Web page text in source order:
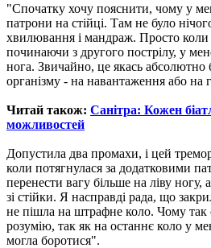
"Спочатку хочу пояснити, чому у
патрони на стійці. Там не було
хвилювання і мандраж. Просто коли
починаючи з другого пострілу, у
нога. Звичайно, це якась абсолютно
організму - на навантаження або на
Читай також: Санітра: Кожен
можливостей
Допустила два промахи, і цей
коли потягнулася за додатковими
перенести вагу більше на ліву
зі стійки. Я насправді рада, що
не пішла на штрафне коло. Чому так
розумію, так як на останнє коло у
могла боротися".